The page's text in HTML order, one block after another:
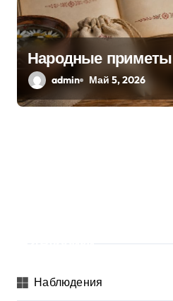
Народные приметы
admin Май 5, 2026
Наблюдения